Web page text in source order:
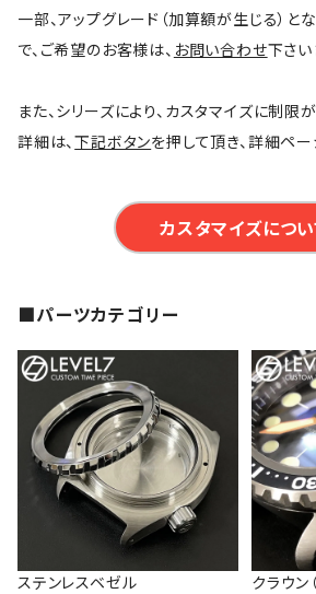
一部、アップグレード（加算額が生じる）と
で、ご希望のお客様は、 お問い合わせ下さい
また、シリーズにより、カスタマイズに制限
詳細は、下記ボタンを押して頂き、詳細ペ
カスタマイズについ
■パーツカテゴリー
ステンレスベゼル
クラウン